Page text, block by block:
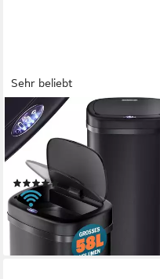
Sehr beliebt
MONZANA
Mülleimer, 58 L Automatik
Sensor Mülleimer LED Display
Müllbehälter berührungslos
(40)
74,95 €
lieferbar - in 3-4 Werktagen bei dir